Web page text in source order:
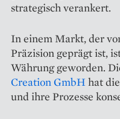
strategisch verankert.
In einem Markt, der
Präzision geprägt ist,
Währung geworden.
Creation GmbH hat
und ihre Prozesse